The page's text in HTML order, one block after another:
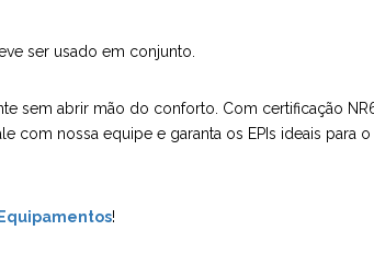
ser usado em conjunto.
sem abrir mão do conforto. Com certificação
com nossa equipe e garanta os EPIs ideais para
!